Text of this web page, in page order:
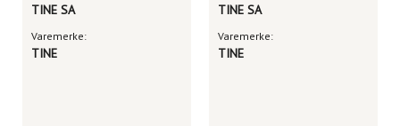
TINE SA
Varemerke:
TINE
TINE SA
Varemerke:
TINE